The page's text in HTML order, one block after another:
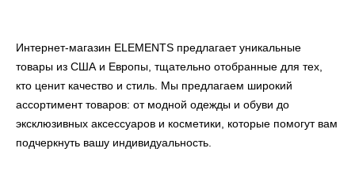
Интернет-магазин ELEMENTS предлагает уникальные
товары из США и Европы, тщательно отобранные для тех,
кто ценит качество и стиль. Мы предлагаем широкий
ассортимент товаров: от модной одежды и обуви до
эксклюзивных аксессуаров и косметики, которые помогут вам
подчеркнуть вашу индивидуальность.